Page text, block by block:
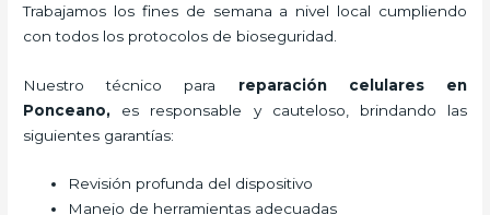
Trabajamos los fines de semana a nivel local cumpliendo
con todos los protocolos de bioseguridad.
Nuestro técnico para reparación celulares
en
Ponceano, es responsable y cauteloso, brindando las
siguientes garantías:
Revisión profunda del dispositivo
Manejo de herramientas adecuadas